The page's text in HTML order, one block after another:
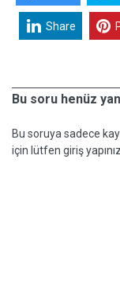
Share
Bu soru henüz
Bu soruya sadece
için lütfen giriş yapınız.